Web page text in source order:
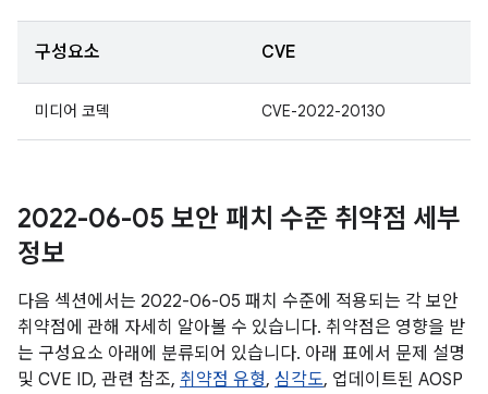
구성요소 CVE
미디어 코덱 CVE-2022-20130
2022-06-05 보안 패치 수준 취약점 세부
정보
다음 섹션에서는 2022-06-05 패치 수준에 적용되는 각 보안
취약점에 관해 자세히 알아볼 수 있습니다. 취약점은 영향을 받
는 구성요소 아래에 분류되어 있습니다. 아래 표에서 문제 설명
및 CVE ID, 관련 참조, 취약점 유형, 심각도, 업데이트된 AOSP